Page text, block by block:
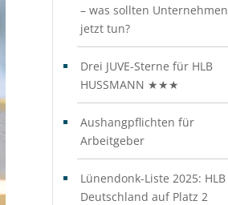
– was sollten Unternehmen
jetzt tun?
Drei JUVE-Sterne für HLB
HUSSMANN ★★★
Aushangpflichten für
Arbeitgeber
Lünendonk-Liste 2025: HLB
Deutschland auf Platz 2